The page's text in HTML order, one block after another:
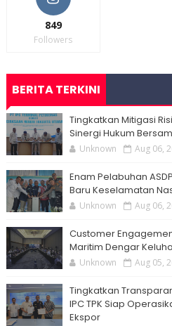
849
Followers
BERITA TERKINI
Tingkatkan Mitigasi
Sinergi Hukum
Unknown Aug 06,
Enam Pelabuhan
Baru Keselamatan
Unknown Aug 06,
Customer
Maritim Dengar
Unknown Aug 05,
Tingkatkan
IPC TPK Siap
Ekspor